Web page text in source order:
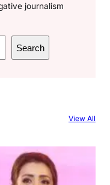
journalism
Search
View All